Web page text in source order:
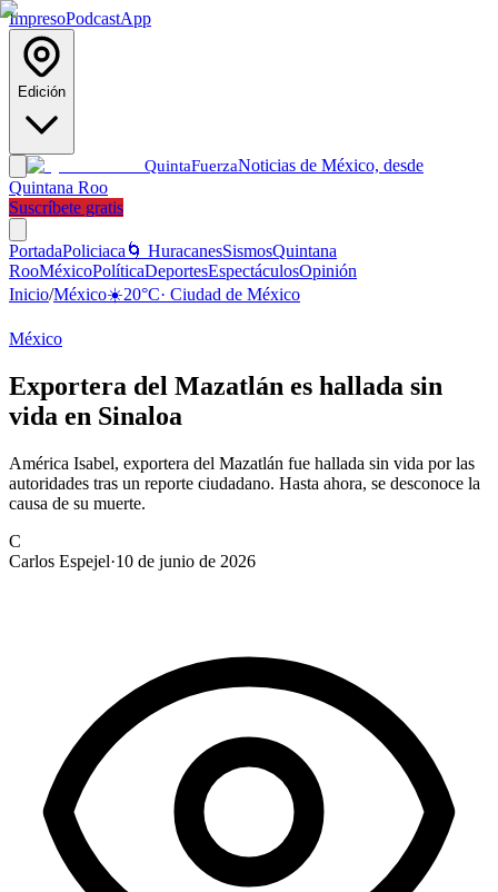
ImpresoPodcastApp
Edición
QuintaFuerzaNoticias de México, desde
Quintana Roo
Suscríbete gratis
PortadaPoliciaca 🌀 HuracanesSismosQuintana
RooMéxicoPolíticaDeportesEspectáculosOpinión
Inicio/México☀️20°C· Ciudad de México
México
Exportera del Mazatlán es hallada sin
vida en Sinaloa
América Isabel, exportera del Mazatlán fue hallada sin vida por las
autoridades tras un reporte ciudadano. Hasta ahora, se desconoce la
causa de su muerte.
C
Carlos Espejel·10 de junio de 2026